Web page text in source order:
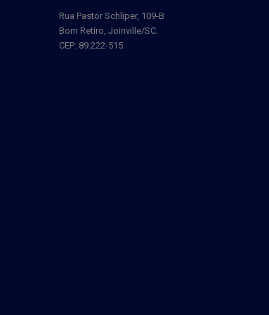
Rua Pastor Schliper, 109-B
Bom Retiro, Joinville/SC.
CEP: 89.222-515.